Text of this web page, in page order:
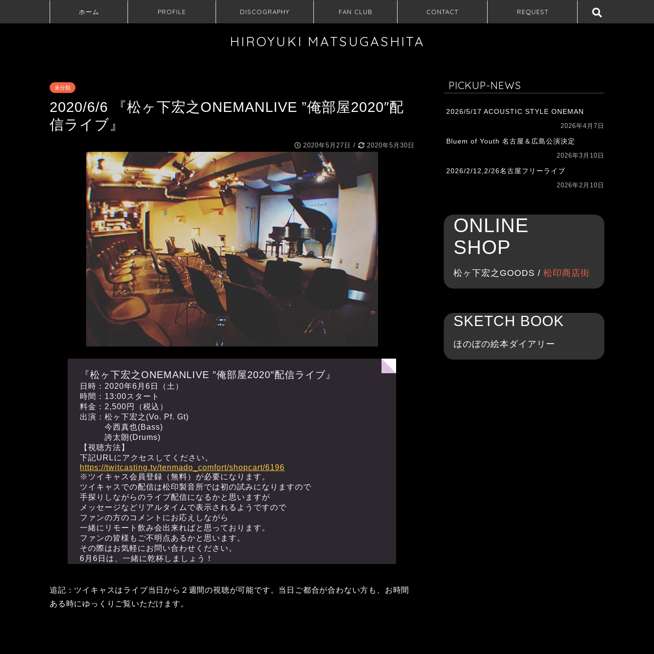
ホーム PROFILE DISCOGRAPHY FAN CLUB CONTACT REQUEST
HIROYUKI MATSUGASHITA
未分類
2020/6/6 『松ヶ下宏之ONEMANLIVE ”俺部屋2020″配
信ライブ』
2020年5月27日 / 2020年5月30日
『松ヶ下宏之ONEMANLIVE ”俺部屋2020″配信ライブ』
日時：2020年6月6日（土）
時間：13:00スタート
料金：2,500円（税込）
出演：松ヶ下宏之(Vo. Pf. Gt)
今西真也(Bass)
誇太朗(Drums)
【視聴方法】
下記URLにアクセスしてください。
https://twitcasting.tv/tenmado_comfort/shopcart/6196
※ツイキャス会員登録（無料）が必要になります。
ツイキャスでの配信は松印製音所では初の試みになりますので
手探りしながらのライブ配信になるかと思いますが
メッセージなどリアルタイムで表示されるようですので
ファンの方のコメントにお応えしながら
一緒にリモート飲み会出来ればと思っております。
ファンの皆様もご不明点あるかと思います。
その際はお気軽にお問い合わせください。
6月6日は、一緒に乾杯しましょう！
追記：ツイキャスはライブ当日から２週間の視聴が可能です。当日ご都合が合わない方も、お時間
ある時にゆっくりご覧いただけます。
PICKUP-NEWS
2026/5/17 ACOUSTIC STYLE ONEMAN
2026年4月7日
Bluem of Youth 名古屋＆広島公演決定
2026年3月10日
2026/2/12,2/26名古屋フリーライブ
2026年2月10日
ONLINE
SHOP
松ヶ下宏之GOODS / 松印商店街
SKETCH BOOK
ほのぼの絵本ダイアリー